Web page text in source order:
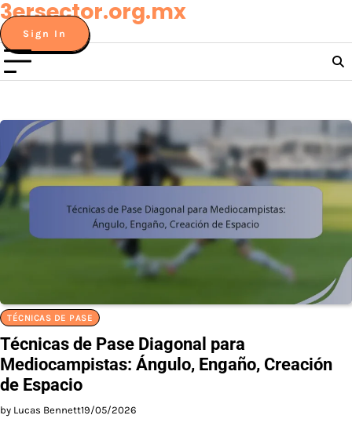
Skip
to
content
3ersector.org.mx
Sign In
TÉCNICAS DE PASE
Técnicas de Pase Diagonal para
Mediocampistas: Ángulo, Engaño, Creación
de Espacio
by Lucas Bennett19/05/2026